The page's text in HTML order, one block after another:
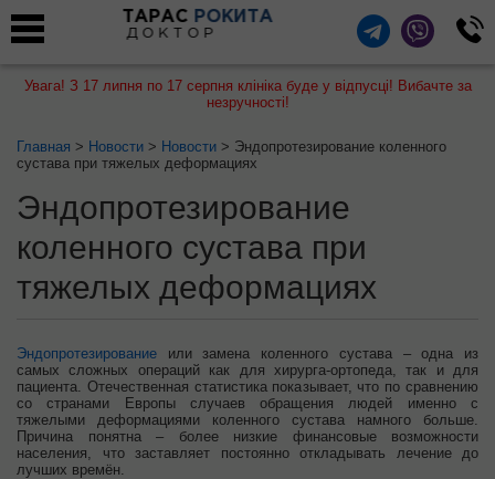
ТАРАС РОКИТА
ДОКТОР
Увага! З 17 липня по 17 серпня клініка буде у відпусці! Вибачте за
незручності!
Главная > Новости > Новости > Эндопротезирование коленного
сустава при тяжелых деформациях
Эндопротезирование
коленного сустава при
тяжелых деформациях
Эндопротезирование или замена коленного сустава – одна из
самых сложных операций как для хирурга-ортопеда, так и для
пациента. Отечественная статистика показывает, что по сравнению
со странами Европы случаев обращения людей именно с
тяжелыми деформациями коленного сустава намного больше.
Причина понятна – более низкие финансовые возможности
населения, что заставляет постоянно откладывать лечение до
лучших времён.